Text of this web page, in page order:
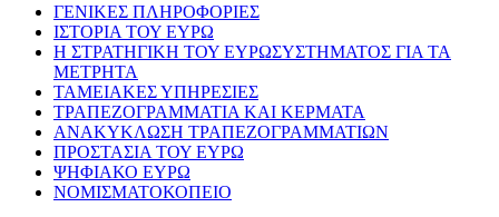
ΓΕΝΙΚΕΣ ΠΛΗΡΟΦΟΡΙΕΣ
ΙΣΤΟΡΙΑ ΤΟΥ ΕΥΡΩ
Η ΣΤΡΑΤΗΓΙΚΗ ΤΟΥ ΕΥΡΩΣΥΣΤΗΜΑΤΟΣ ΓΙΑ ΤΑ
ΜΕΤΡΗΤΑ
ΤΑΜΕΙΑΚΕΣ ΥΠΗΡΕΣΙΕΣ
ΤΡΑΠΕΖΟΓΡΑΜΜΑΤΙΑ ΚΑΙ ΚΕΡΜΑΤΑ
ΑΝΑΚΥΚΛΩΣΗ ΤΡΑΠΕΖΟΓΡΑΜΜΑΤΙΩΝ
ΠΡΟΣΤΑΣΙΑ ΤΟΥ ΕΥΡΩ
ΨΗΦΙΑΚΟ ΕΥΡΩ
ΝΟΜΙΣΜΑΤΟΚΟΠΕΙΟ